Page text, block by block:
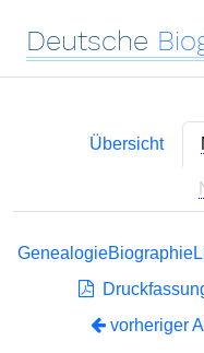
Deutsche
Übersicht
GenealogieBiographie
vorheriger